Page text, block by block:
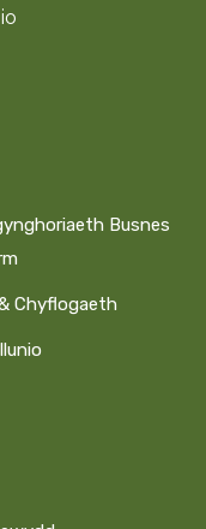
Busnes
Chyflogaeth